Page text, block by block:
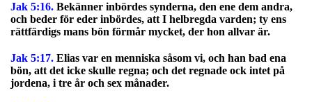
Jak 5:16. Bekänner inbördes synderna, den ene dem andra,
och beder för eder inbördes, att I helbregda varden; ty ens
rättfärdigs mans bön förmår mycket, der hon allvar är.
Jak 5:17. Elias var en menniska såsom vi, och han bad ena
bön, att det icke skulle regna; och det regnade ock intet på
jordena, i tre år och sex månader.